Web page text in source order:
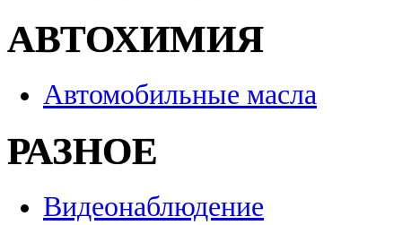
АВТОХИМИЯ
Автомобильные масла
РАЗНОЕ
Видеонаблюдение